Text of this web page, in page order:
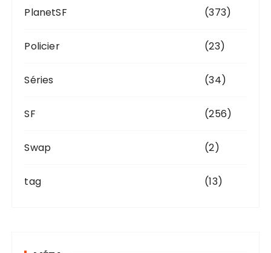
PlanetSF (373)
Policier (23)
Séries (34)
SF (256)
Swap (2)
tag (13)